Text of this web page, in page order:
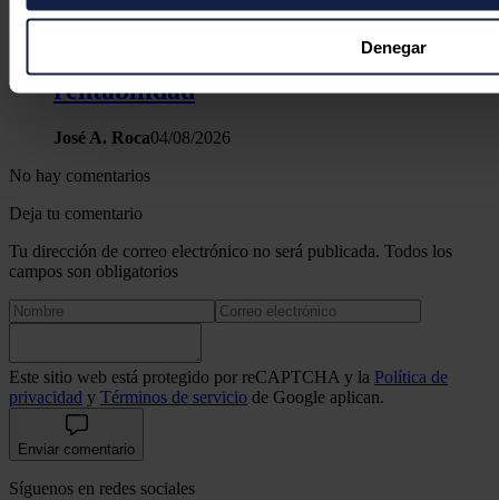
específicas (huellas digitales)
Obtenga más información sobre cómo se procesan sus
preferencias en lasección de datos. Puede cambiar o
momento en la Declaración de cookies.
funciones de redes sociales y analizar el tráfico. Además,
uso que haga del sitio web con nuestros partners de redes
recopilado a partir del uso que haya hecho de sus servicios.
Denegar
pero encara una nueva etapa
marcada por la eficiencia y la
rentabilidad
José A. Roca04/08/2026
No hay comentarios
Deja tu comentario
Tu dirección de correo electrónico no será publicada. Todos los
campos son obligatorios
Este sitio web está protegido por reCAPTCHA y la Política de
privacidad y Términos de servicio de Google aplican.
Enviar comentario
Síguenos en redes sociales